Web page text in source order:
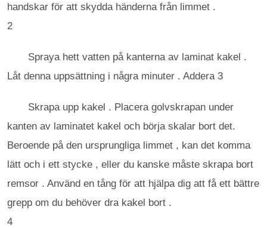
handskar för att skydda händerna från limmet .
2
Spraya hett vatten på kanterna av laminat kakel .
Låt denna uppsättning i några minuter . Addera 3
Skrapa upp kakel . Placera golvskrapan under
kanten av laminatet kakel och börja skalar bort det.
Beroende på den ursprungliga limmet , kan det komma
lätt och i ett stycke , eller du kanske måste skrapa bort
remsor . Använd en tång för att hjälpa dig att få ett bättre
grepp om du behöver dra kakel bort .
4